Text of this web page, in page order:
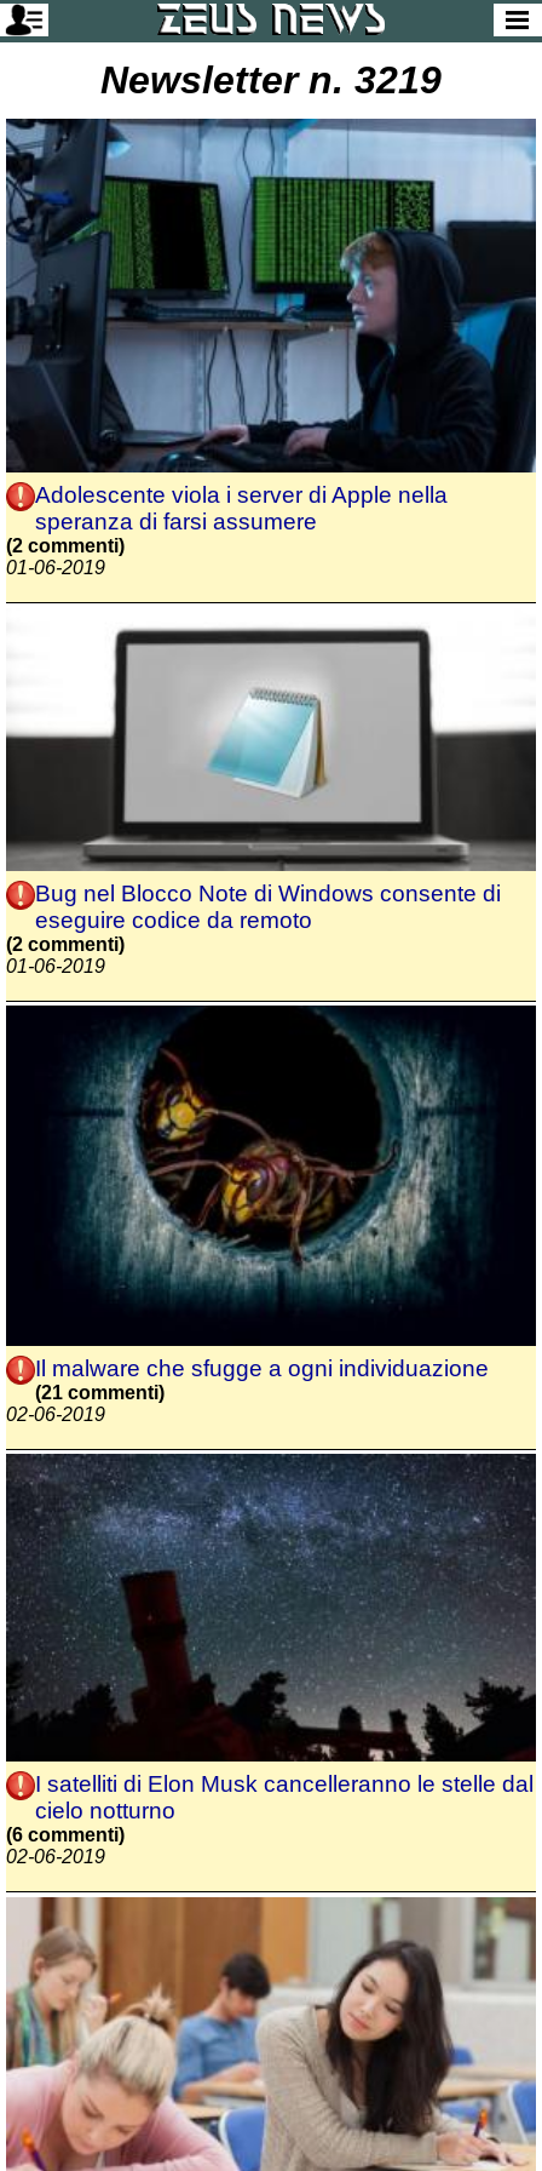
Newsletter n. 3219
Adolescente viola i server di Apple nella
speranza di farsi assumere
(2 commenti)
01-06-2019
Bug nel Blocco Note di Windows consente di
eseguire codice da remoto
(2 commenti)
01-06-2019
Il malware che sfugge a ogni individuazione
(21 commenti)
02-06-2019
I satelliti di Elon Musk cancelleranno le stelle dal
cielo notturno
(6 commenti)
02-06-2019